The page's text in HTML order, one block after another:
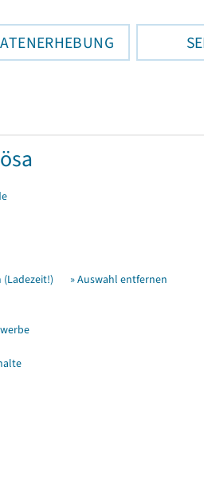
(Ladezeit!) » Auswahl entfernen